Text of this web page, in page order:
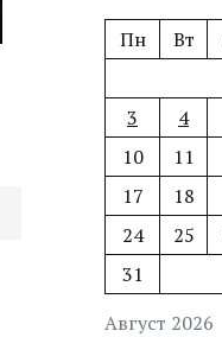
Август 2026
Пн Вт
3
4
10
11
17
18
24
25
31